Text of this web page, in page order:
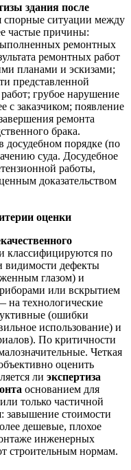
здания после
спорные ситуации между
частые причины:
ремонтных
ремонтных работ
планами и эскизами;
представленной
грубое нарушение
с заказчиком; появление
ремонта
брака.
досудебном порядке (по
суда. Досудебное
работы,
доказательством
оценки
классифицируются по
видимости дефекты
глазом) и
или вскрытием
технологические
(ошибки
использование) и
По критичности
Четкая
оценить
ли экспертиза
основанием для
только частичной
стоимости
дешевые, плохое
инженерных
строительным нормам.